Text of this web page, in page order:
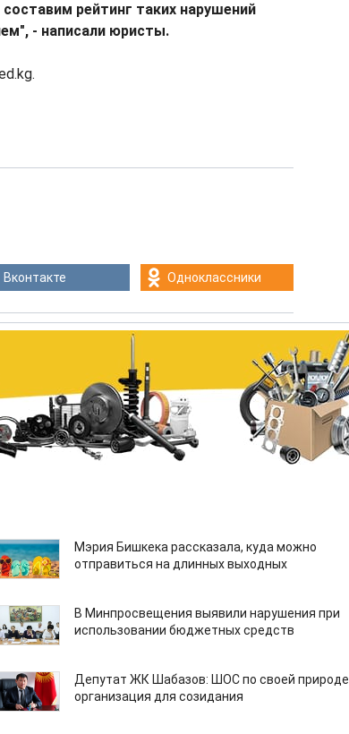
рейтинг таких нарушений
- написали юристы.
Вконтакте Одноклассники
Мэрия Бишкека рассказала, куда можно
отправиться на длинных выходных
В Минпросвещения выявили нарушения при
использовании бюджетных средств
Депутат ЖК Шабазов: ШОС по своей природе
организация для созидания